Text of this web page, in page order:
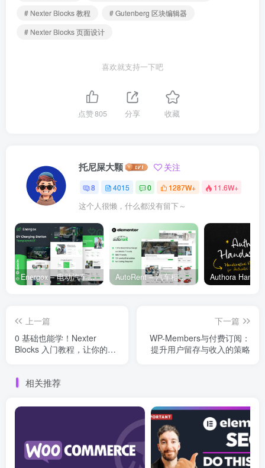
# Nexter Blocks 教程
# Gutenberg 区块编辑器
# Nexter Blocks 页面设计
喜欢就支持一下吧
点赞805 分享 收藏
托尼屎大颗 关注
8 4015 0 1287W+ 11.6W+
这个人很懒，什么都没有留下～
Energox – 电动汽车充电站 Elementor 模板套件 AutoRent – 汽车租赁服务 Elementor 模板套件
上一篇
0 基础也能学！Nexter
Blocks 入门教程，让你的网
下一篇
WP-Members与付费订阅：
提升用户留存与收入的策略
相关推荐